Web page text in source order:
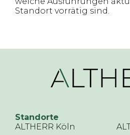
Standort vorrätig sind.
Standorte
ALTHERR Köln